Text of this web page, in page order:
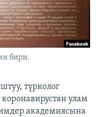
бири.
түрколог
улам
академиясына